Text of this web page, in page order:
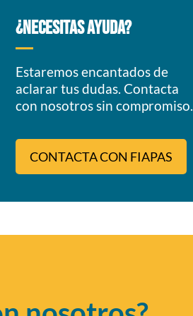
¿NECESITAS AYUDA?
Estaremos encantados de
aclarar tus dudas. Contacta
con nosotros sin compromiso.
CONTACTA CON FIAPAS